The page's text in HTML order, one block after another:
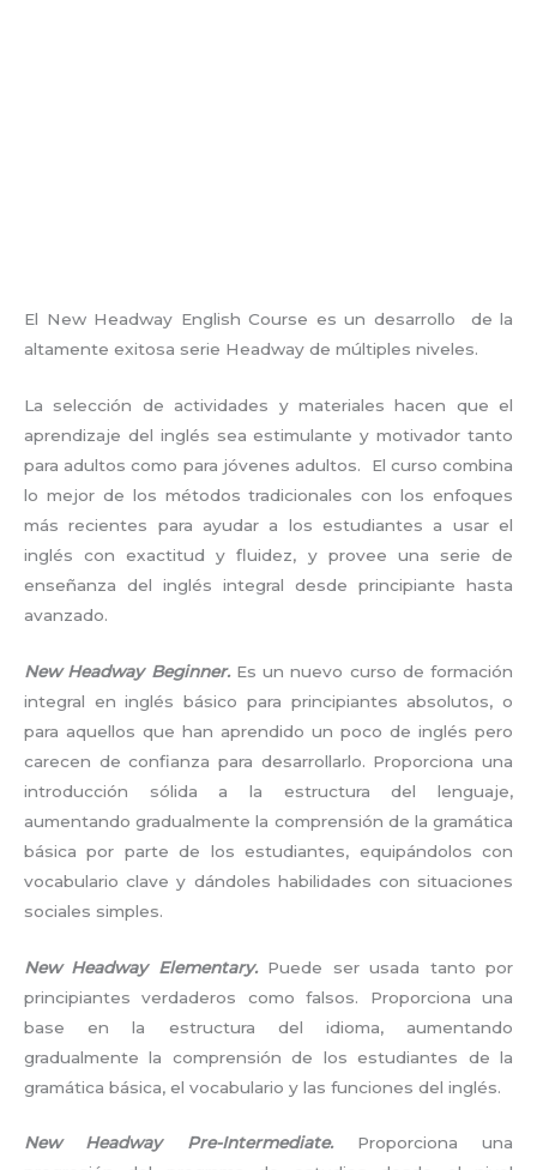
El New Headway English Course es un desarrollo de la
altamente exitosa serie Headway de múltiples niveles.
La selección de actividades y materiales hacen que el
aprendizaje del inglés sea estimulante y motivador tanto
para adultos como para jóvenes adultos. El curso combina
lo mejor de los métodos tradicionales con los enfoques
más recientes para ayudar a los estudiantes a usar el
inglés con exactitud y fluidez, y provee una serie de
enseñanza del inglés integral desde principiante hasta
avanzado.
New Headway Beginner.Es un nuevo curso de formación
integral en inglés básico para principiantes absolutos, o
para aquellos que han aprendido un poco de inglés pero
carecen de confianza para desarrollarlo. Proporciona una
introducción sólida a la estructura del lenguaje,
aumentando gradualmente la comprensión de la gramática
básica por parte de los estudiantes, equipándolos con
vocabulario clave y dándoles habilidades con situaciones
sociales simples.
New Headway Elementary.Puede ser usada tanto por
principiantes verdaderos como falsos. Proporciona una
base en la estructura del idioma, aumentando
gradualmente la comprensión de los estudiantes de la
gramática básica, el vocabulario y las funciones del inglés.
New Headway Pre-Intermediate.Proporciona una